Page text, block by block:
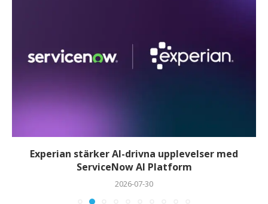
Experian stärker AI-drivna upplevelser med
ServiceNow AI Platform
2026-07-30